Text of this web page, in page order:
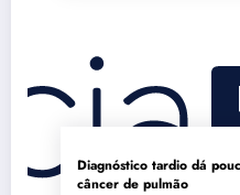
Diagnóstico tardio dá
câncer de pulmão